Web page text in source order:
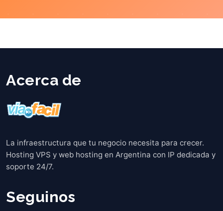
Acerca de
La infraestructura que tu negocio necesita para crecer.
Hosting VPS y web hosting en Argentina con IP dedicada y
soporte 24/7.
Seguinos